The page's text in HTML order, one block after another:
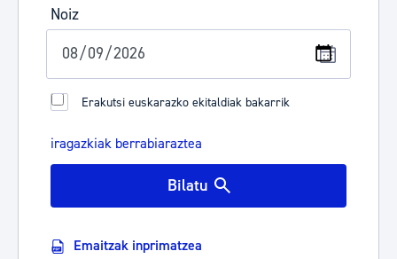
Noiz
Erakutsi euskarazko ekitaldiak bakarrik
iragazkiak berrabiaraztea
Bilatu
Emaitzak inprimatzea